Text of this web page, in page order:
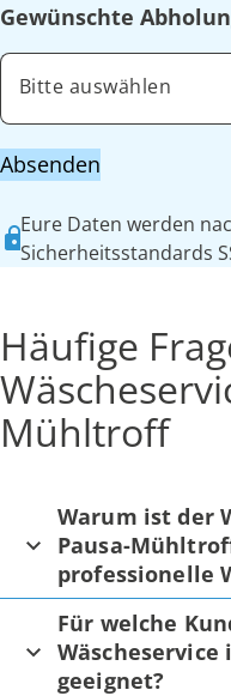
Gewünschte
Bitte auswählen
Absenden
Eure Daten werden
Sicherheitsstandards
Häufige
Mühltroff
Warum ist der
Pausa-
professionelle
Für welche
geeignet?